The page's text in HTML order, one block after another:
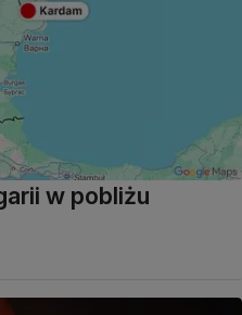
w pobliżu